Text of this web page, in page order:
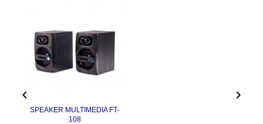
SPEAKER MULTIMEDIA FT-
108
 